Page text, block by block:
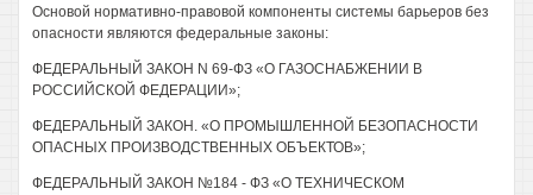
Основой нормативно-правовой компоненты системы барьеров без
опасности являются федеральные законы:
ФЕДЕРАЛЬНЫЙ ЗАКОН N 69-ФЗ «О ГАЗОСНАБЖЕНИИ В
РОССИЙСКОЙ ФЕДЕРАЦИИ»;
ФЕДЕРАЛЬНЫЙ ЗАКОН. «О ПРОМЫШЛЕННОЙ БЕЗОПАСНОСТИ
ОПАСНЫХ ПРОИЗВОДСТВЕННЫХ ОБЪЕКТОВ»;
ФЕДЕРАЛЬНЫЙ ЗАКОН №184 - ФЗ «О ТЕХНИЧЕСКОМ